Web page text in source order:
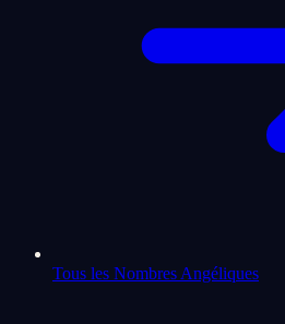
Tous les Nombres Angéliques